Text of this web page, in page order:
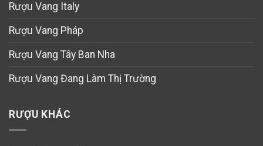
Rượu Vang Italy
Rượu Vang Pháp
Rượu Vang Tây Ban Nha
Rượu Vang Đang Làm Thị Trường
RƯỢU KHÁC